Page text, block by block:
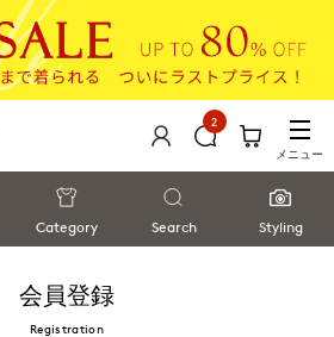
2
メニュー
Category Search Styling
会員登録
Registration